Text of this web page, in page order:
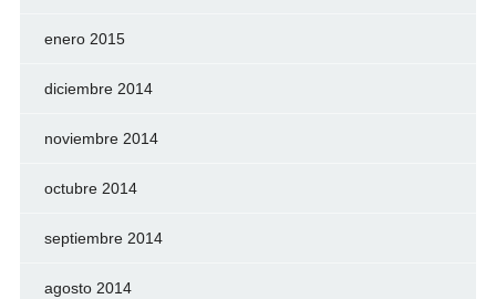
enero 2015
diciembre 2014
noviembre 2014
octubre 2014
septiembre 2014
agosto 2014